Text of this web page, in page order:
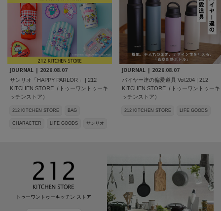
JOURNAL | 2026.08.07
サンリオ「HAPPY PARLOR」 | 212
KITCHEN STORE（トゥーワントゥーキ
ッチンストア）
212 KITCHEN STORE BAG
CHARACTER LIFE GOODS サンリオ
JOURNAL | 2026.08.07
バイヤー達の偏愛道具 Vol.204 | 212
KITCHEN STORE（トゥーワントゥーキ
ッチンストア）
212 KITCHEN STORE LIFE GOODS
トゥーワントゥーキッチン ストア